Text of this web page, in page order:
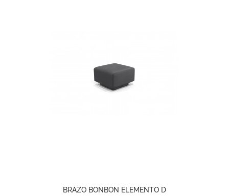
BRAZO BONBON ELEMENTO D